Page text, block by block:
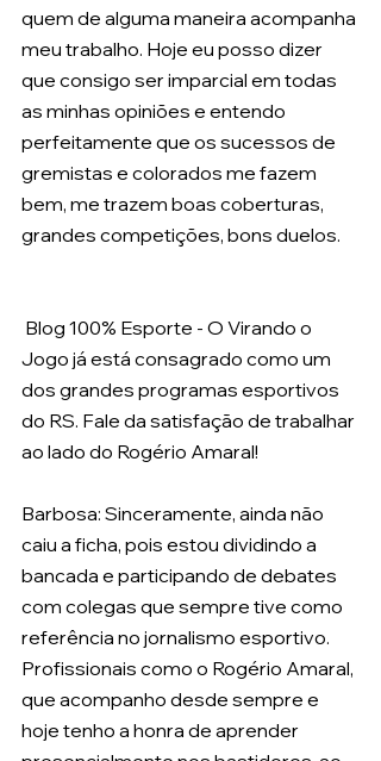
quem de alguma maneira acompanha
meu trabalho. Hoje eu posso dizer
que consigo ser imparcial em todas
as minhas opiniões e entendo
perfeitamente que os sucessos de
gremistas e colorados me fazem
bem, me trazem boas coberturas,
grandes competições, bons duelos.
Jogo já está consagrado como um
dos grandes programas esportivos
do RS. Fale da satisfação de trabalhar
ao lado do Rogério Amaral!
Barbosa: Sinceramente, ainda não
caiu a ficha, pois estou dividindo a
bancada e participando de debates
com colegas que sempre tive como
referência no jornalismo esportivo.
Profissionais como o Rogério Amaral,
que acompanho desde sempre e
hoje tenho a honra de aprender